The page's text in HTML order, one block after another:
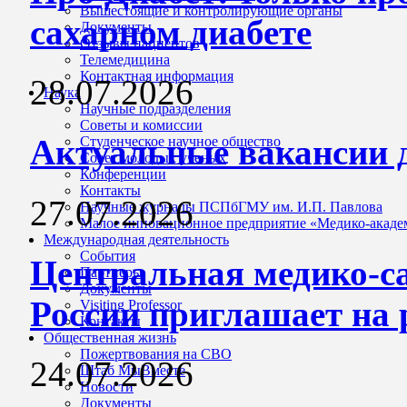
Вышестоящие и контролирующие органы
Документы
Отзывы пациентов
Телемедицина
Контактная информация
Наука
Научные подразделения
Советы и комиссии
Студенческое научное общество
Совет молодых ученых
Конференции
Контакты
Научные журналы ПСПбГМУ им. И.П. Павлова
Малое инновационное предприятие «Медико-
Международная деятельность
События
Партнеры
Документы
Visiting Professor
Контакты
Общественная жизнь
Пожертвования на СВО
Штаб МыВместе
Новости
Документы
сахарном диабете
28.07.2026
Актуальные вакансии
27.07.2026
Центральная медико-
России приглашает на
24.07.2026